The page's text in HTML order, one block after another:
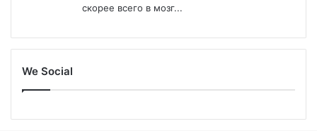
скорее всего в мозг...
We Social